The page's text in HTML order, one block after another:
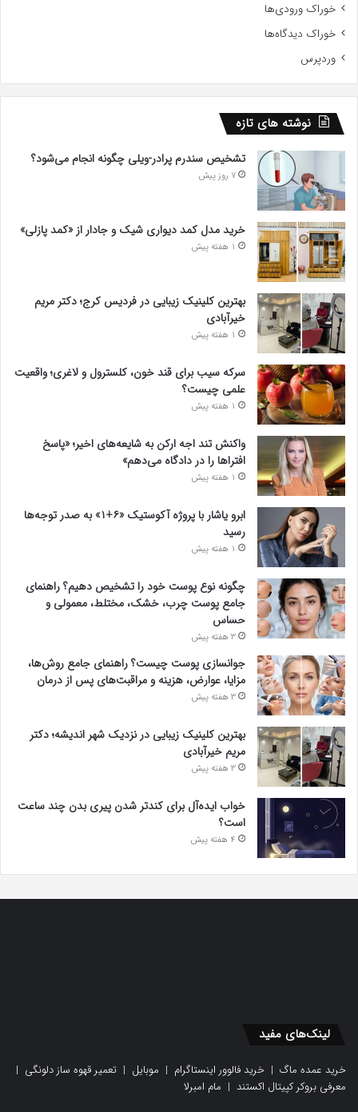
خوراک ورودی‌ها
خوراک دیدگاه‌ها
وردپرس
نوشته های تازه
تشخیص سندرم پرادر-ویلی چگونه انجام می‌شود؟
7 روز پیش
خرید مدل کمد دیواری شیک و جادار از «کمد پازلی»
1 هفته پیش
بهترین کلینیک زیبایی در فردیس کرج؛ دکتر مریم
خیرآبادی
1 هفته پیش
سرکه سیب برای قند خون، کلسترول و لاغری؛ واقعیت
علمی چیست؟
1 هفته پیش
واکنش تند اجه ارکن به شایعه‌های اخیر؛ «پاسخ
افتراها را در دادگاه می‌دهم»
1 هفته پیش
ابرو یاشار با پروژه آکوستیک «۶+۱» به صدر توجه‌ها
رسید
1 هفته پیش
چگونه نوع پوست خود را تشخیص دهیم؟ راهنمای
جامع پوست چرب، خشک، مختلط، معمولی و
حساس
3 هفته پیش
جوانسازی پوست چیست؟ راهنمای جامع روش‌ها،
مزایا، عوارض، هزینه و مراقبت‌های پس از درمان
3 هفته پیش
بهترین کلینیک زیبایی در نزدیک شهر اندیشه؛ دکتر
مریم خیرآبادی
3 هفته پیش
خواب ایده‌آل برای کندتر شدن پیری بدن چند ساعت
است؟
4 هفته پیش
لینک‌های مفید
خرید عمده ماگ | خرید فالوور اینستاگرام | موبایل | تعمیر قهوه ساز دلونگی |
معرفی بروکر کپیتال اکستند | مام امبرلا